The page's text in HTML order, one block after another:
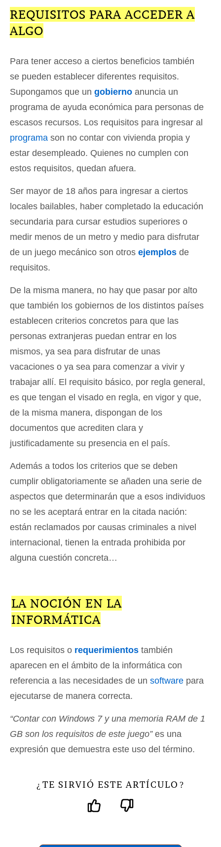
REQUISITOS PARA ACCEDER A
ALGO
Para tener acceso a ciertos beneficios también
se pueden establecer diferentes requisitos.
Supongamos que un gobierno anuncia un
programa de ayuda económica para personas de
escasos recursos. Los requisitos para ingresar al
programa son no contar con vivienda propia y
estar desempleado. Quienes no cumplen con
estos requisitos, quedan afuera.
Ser mayor de 18 años para ingresar a ciertos
locales bailables, haber completado la educación
secundaria para cursar estudios superiores o
medir menos de un metro y medio para disfrutar
de un juego mecánico son otros ejemplos de
requisitos.
De la misma manera, no hay que pasar por alto
que también los gobiernos de los distintos países
establecen criterios concretos para que las
personas extranjeras puedan entrar en los
mismos, ya sea para disfrutar de unas
vacaciones o ya sea para comenzar a vivir y
trabajar allí. El requisito básico, por regla general,
es que tengan el visado en regla, en vigor y que,
de la misma manera, dispongan de los
documentos que acrediten clara y
justificadamente su presencia en el país.
Además a todos los criterios que se deben
cumplir obligatoriamente se añaden una serie de
aspectos que determinarán que a esos individuos
no se les aceptará entrar en la citada nación:
están reclamados por causas criminales a nivel
internacional, tienen la entrada prohibida por
alguna cuestión concreta…
LA NOCIÓN EN LA
INFORMÁTICA
Los requisitos o requerimientos también
aparecen en el ámbito de la informática con
referencia a las necesidades de un software para
ejecutarse de manera correcta.
“Contar con Windows 7 y una memoria RAM de 1
GB son los requisitos de este juego” es una
expresión que demuestra este uso del término.
¿ TE SIRVIÓ ESTE ARTÍCULO ?